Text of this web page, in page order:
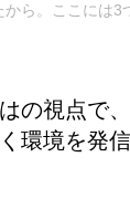
ら。ここには3
の視点で、
環境を発